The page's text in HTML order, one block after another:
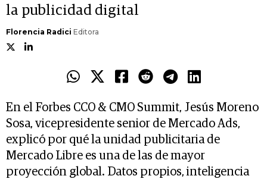
la publicidad digital
Florencia Radici Editora
En el Forbes CCO & CMO Summit, Jesús Moreno
Sosa, vicepresidente senior de Mercado Ads,
explicó por qué la unidad publicitaria de
Mercado Libre es una de las de mayor
proyección global. Datos propios, inteligencia